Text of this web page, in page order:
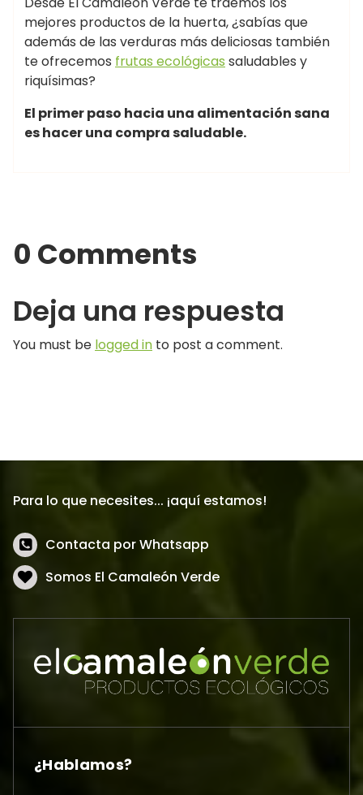
mejores productos de la huerta, ¿sabías que
además de las verduras más deliciosas también
te ofrecemos frutas ecológicas saludables y
riquísimas?
El primer paso hacia una alimentación sana
es hacer una compra saludable.
0 Comments
Deja una respuesta
You must be logged in to post a comment.
Para lo que necesites... ¡aquí estamos!
Contacta por Whatsapp
Somos El Camaleón Verde
¿Hablamos?